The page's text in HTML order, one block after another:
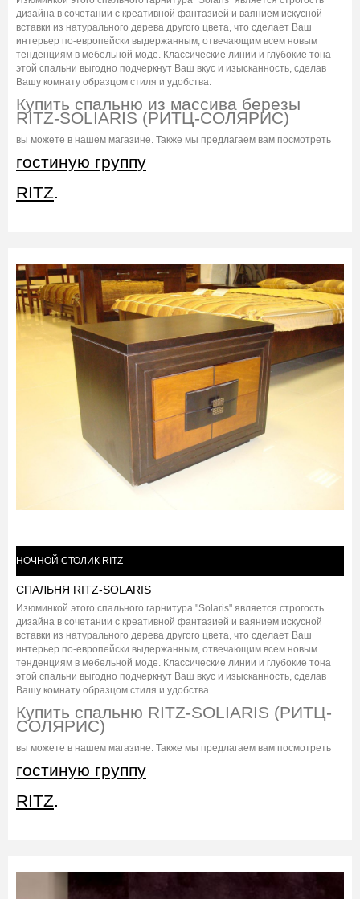
дизайна в сочетании с креативной фантазией и ваянием искусной
вставки из натурального дерева другого цвета, что сделает Ваш
интерьер по-европейски выдержанным, отвечающим всем новым
тенденциям в мебельной моде. Классические линии и глубокие тона
этой спальни выгодно подчеркнут Ваш вкус и изысканность, сделав
Вашу комнату образцом стиля и удобства.
Купить спальню из массива березы
RITZ-SOLIARIS (РИТЦ-СОЛЯРИС)
вы можете в нашем магазине. Также мы предлагаем вам посмотреть
гостиную группу
RITZ.
НОЧНОЙ СТОЛИК RITZ
СПАЛЬНЯ RITZ-SOLARIS
Изюминкой этого спального гарнитура "Solaris" является строгость
дизайна в сочетании с креативной фантазией и ваянием искусной
вставки из натурального дерева другого цвета, что сделает Ваш
интерьер по-европейски выдержанным, отвечающим всем новым
тенденциям в мебельной моде. Классические линии и глубокие тона
этой спальни выгодно подчеркнут Ваш вкус и изысканность, сделав
Вашу комнату образцом стиля и удобства.
Купить спальню RITZ-SOLIARIS (РИТЦ-
СОЛЯРИС)
вы можете в нашем магазине. Также мы предлагаем вам посмотреть
гостиную группу
RITZ.